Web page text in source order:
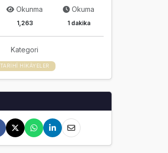
Okunma
1,263
Okuma
1 dakika
Kategori
TARIHÎ HIKÂYELER